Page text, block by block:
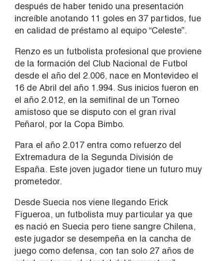
después de haber tenido una presentación
increíble anotando 11 goles en 37 partidos, fue
en calidad de préstamo al equipo “Celeste”.
Renzo es un futbolista profesional que proviene
de la formación del Club Nacional de Futbol
desde el año del 2.006, nace en Montevideo el
16 de Abril del año 1.994. Sus inicios fueron en
el año 2.012, en la semifinal de un Torneo
amistoso que se disputo con el gran rival
Peñarol, por la Copa Bimbo.
Para el año 2.017 entra como refuerzo del
Extremadura de la Segunda División de
España. Este joven jugador tiene un futuro muy
prometedor.
Desde Suecia nos viene llegando Erick
Figueroa, un futbolista muy particular ya que
es nació en Suecia pero tiene sangre Chilena,
este jugador se desempeña en la cancha de
juego como defensa, con tan solo 27 años de